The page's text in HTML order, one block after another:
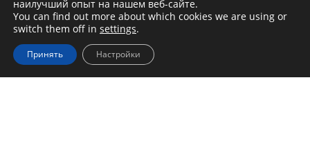
Каталог
Скидки и акции
Как арендовать
Доставка и получение
наилучший опыт на нашем веб-сайте.
You can find out more about which cookies we are using or
switch them off in settings.
Принять Настройки